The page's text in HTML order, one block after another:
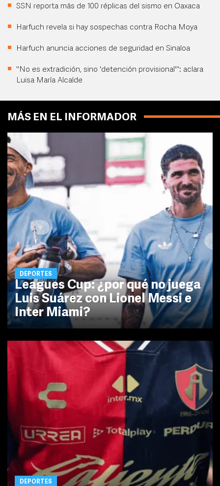
SSN reporta más de 100 réplicas del sismo en Oaxaca
Harfuch revela si hay sospechas contra Rocha Moya
Harfuch anuncia acciones de seguridad en Sinaloa
"No es extradición, sino 'detención provisional'": aclara
Luisa María Alcalde
MÁS EN EL INFORMADOR
DEPORTES
Leagues Cup: ¿por qué no juega
Luis Suárez con Lionel Messi e
Inter Miami?
DEPORTES